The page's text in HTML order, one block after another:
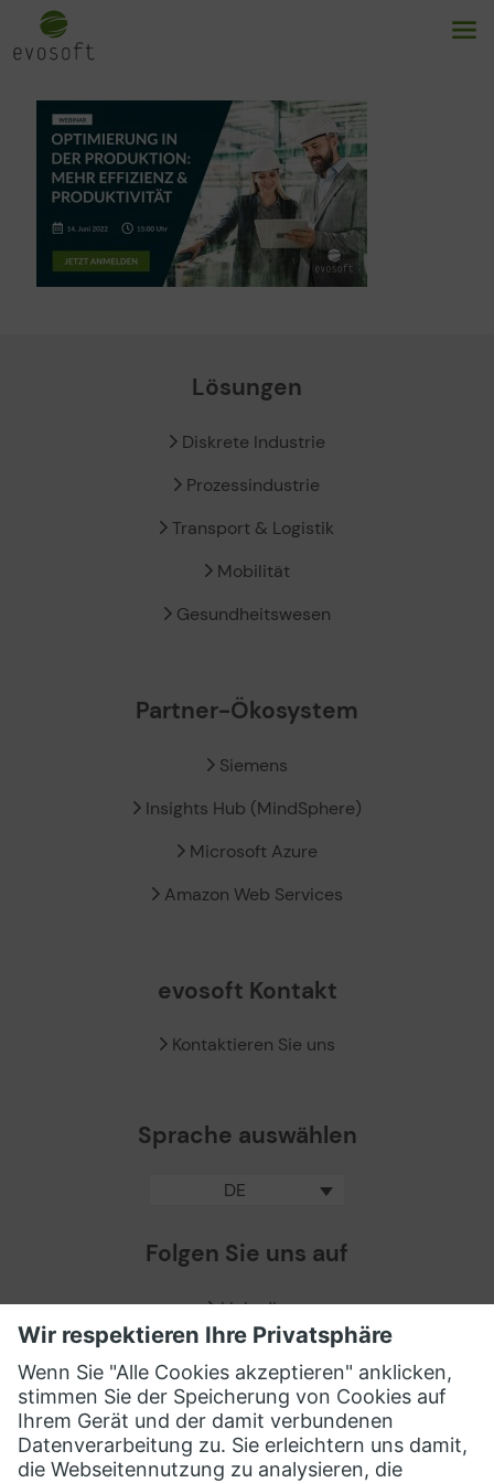
Lösungen
Diskrete Industrie
Prozessindustrie
Transport & Logistik
Mobilität
Gesundheitswesen
Partner-Ökosystem
Siemens
Insights Hub (MindSphere)
Microsoft Azure
Amazon Web Services
evosoft Kontakt
Kontaktieren Sie uns
Sprache auswählen
DE
Folgen Sie uns auf
LinkedIn
Facebook
X / Twitter
XING